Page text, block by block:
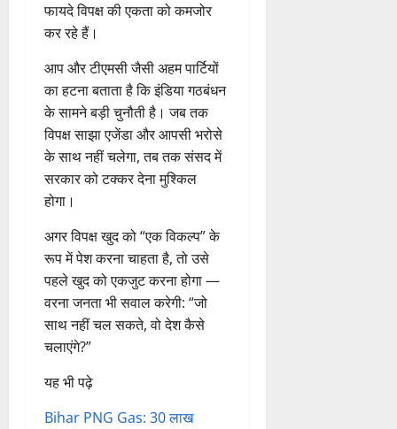
फायदे विपक्ष की एकता को कमजोर
कर रहे हैं।
आप और टीएमसी जैसी अहम पार्टियों
का हटना बताता है कि इंडिया गठबंधन
के सामने बड़ी चुनौती है। जब तक
विपक्ष साझा एजेंडा और आपसी भरोसे
के साथ नहीं चलेगा, तब तक संसद में
सरकार को टक्कर देना मुश्किल
होगा।
अगर विपक्ष खुद को “एक विकल्प” के
रूप में पेश करना चाहता है, तो उसे
पहले खुद को एकजुट करना होगा —
वरना जनता भी सवाल करेगी: “जो
साथ नहीं चल सकते, वो देश कैसे
चलाएंगे?”
यह भी पढ़े
Bihar PNG Gas: 30 लाख